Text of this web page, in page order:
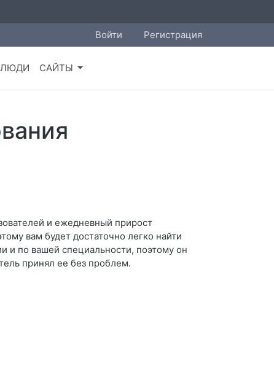
Войти Регистрация
ЛЮДИ САЙТЫ
и ежедневный прирост
вам будет достаточно легко найти
и по вашей специальности, поэтому он
принял ее без проблем.